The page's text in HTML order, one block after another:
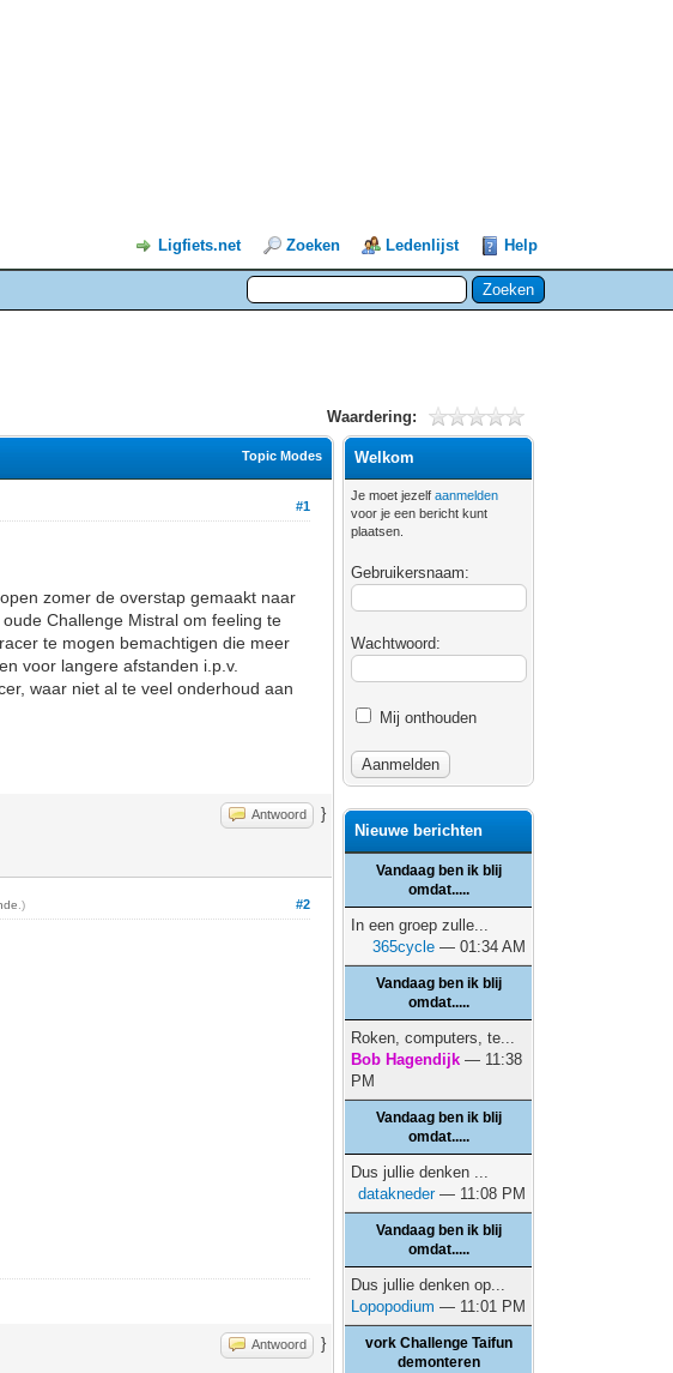
Ligfiets.net Zoeken Ledenlijst Help
Waardering:
Topic Modes
#1
zomer de overstap gemaakt naar
Challenge Mistral om feeling te
te mogen bemachtigen die meer
voor langere afstanden i.p.v.
waar niet al te veel onderhoud aan
Antwoord }
#2
.)
Antwoord }
Welkom
Je moet jezelfaanmelden
voor je een bericht kunt
plaatsen.
Gebruikersnaam:
Wachtwoord:
Mij onthouden
Nieuwe berichten
Vandaag ben ik blij
omdat.....
In een groep zulle...
365cycle — 01:34 AM
Vandaag ben ik blij
omdat.....
Roken, computers, te...
Bob Hagendijk — 11:38
PM
Vandaag ben ik blij
omdat.....
Dus jullie denken ...
datakneder— 11:08 PM
Vandaag ben ik blij
omdat.....
Dus jullie denken op...
Lopopodium — 11:01 PM
vork Challenge Taifun
demonteren